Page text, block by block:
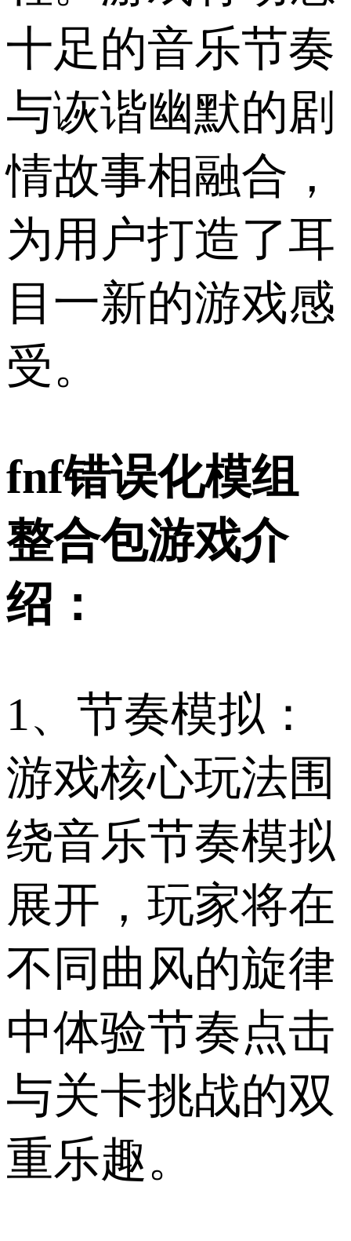
十足的音乐节奏
与诙谐幽默的剧
情故事相融合，
为用户打造了耳
目一新的游戏感
受。
fnf错误化模组
整合包游戏介
绍：
1、节奏模拟：
游戏核心玩法围
绕音乐节奏模拟
展开，玩家将在
不同曲风的旋律
中体验节奏点击
与关卡挑战的双
重乐趣。